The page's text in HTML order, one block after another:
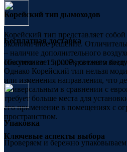
Корейский тип дымоходов
Корейский тип представляет
экономичное решение.
– наличие дополнительного
обеспечивает приток свежего
Однако Корейский тип нельзя
или изменения направления, что
универсальным в сравнении с
требует больше места для
его применение в помещениях с
пространством.
Ключевые аспекты выбора
Бесплатная доставка
Покупки от 15,000₽ доставим
Упаковка
Проверяем и бережно упаковываем